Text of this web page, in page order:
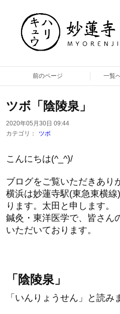
前のページ 一覧
ツボ「陰陵泉」
2020年05月30日 09:44
カテゴリ：
ツボ
こんにちは(^_^)/
ブログをご覧いただきあり
横浜は妙蓮寺駅(東急東横
ります。太田と申します。
鍼灸・東洋医学で、皆さん
いただいております。
「陰陵泉」
「いんりょうせん」と読み